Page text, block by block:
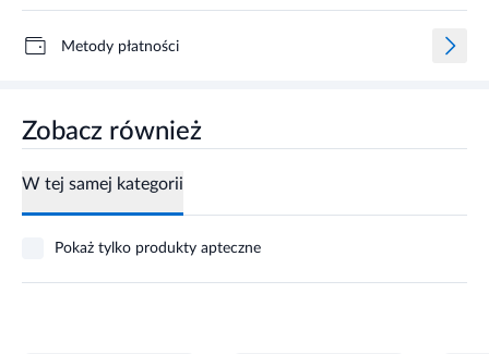
Metody płatności
Zobacz również
W tej samej kategorii
Pokaż tylko produkty apteczne